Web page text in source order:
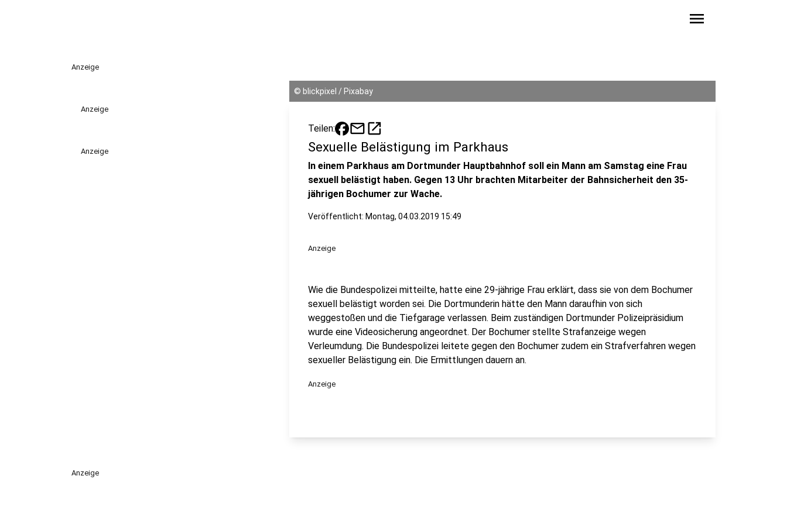
menu
Anzeige
Anzeige
Anzeige
© blickpixel / Pixabay
Teilen: mailopen_in_new
Sexuelle Belästigung im Parkhaus
In einem Parkhaus am Dortmunder Hauptbahnhof soll ein Mann am Samstag eine Frau
sexuell belästigt haben. Gegen 13 Uhr brachten Mitarbeiter der Bahnsicherheit den 35-
jährigen Bochumer zur Wache.
Veröffentlicht: Montag, 04.03.2019 15:49
Anzeige
Wie die Bundespolizei mitteilte, hatte eine 29-jährige Frau erklärt, dass sie von dem Bochumer
sexuell belästigt worden sei. Die Dortmunderin hätte den Mann daraufhin von sich
weggestoßen und die Tiefgarage verlassen. Beim zuständigen Dortmunder Polizeipräsidium
wurde eine Videosicherung angeordnet. Der Bochumer stellte Strafanzeige wegen
Verleumdung. Die Bundespolizei leitete gegen den Bochumer zudem ein Strafverfahren wegen
sexueller Belästigung ein. Die Ermittlungen dauern an.
Anzeige
Anzeige